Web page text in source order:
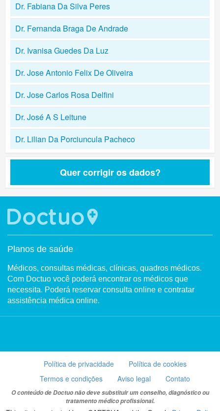
Dr. Fabiana Da Silva Peres
Dr. Fernanda Braga De Andrade
Dr. Ivanisa Guedes Da Luz
Dr. Jose Antonio Felix De Oliveira
Dr. Jose Carlos Rosa Delfini
Dr. José A S Leitune
Dr. Lilian Da Porciuncula Pacheco
Quer corrigir os dados?
Planos de saúde
Médicos, consultas médicas, clínicas, quadros médicos.
Com Doctuo você poderá encontrar os médicos que
necessita. Poderá reservar consulta online e contratar
assistência médica online.
Política de privacidade
Política de cookies
Termos e condições
Aviso legal Contato
O conteúdo de Doctuo não deve substituir um conselho, diagnóstico ou
tratamento médico profissional.